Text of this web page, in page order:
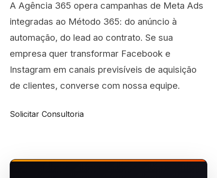
A Agência 365 opera campanhas de Meta Ads
integradas ao Método 365: do anúncio à
automação, do lead ao contrato. Se sua
empresa quer transformar Facebook e
Instagram em canais previsíveis de aquisição
de clientes, converse com nossa equipe.
Solicitar Consultoria